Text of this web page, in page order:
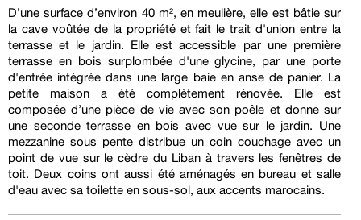
D’une surface d’environ 40 m², en meulière, elle est bâtie sur
la cave voûtée de la propriété et fait le trait d'union entre la
terrasse et le jardin. Elle est accessible par une première
terrasse en bois surplombée d'une glycine, par une porte
d'entrée intégrée dans une large baie en anse de panier. La
petite maison a été complètement rénovée. Elle est
composée d’une pièce de vie avec son poêle et donne sur
une seconde terrasse en bois avec vue sur le jardin. Une
mezzanine sous pente distribue un coin couchage avec un
point de vue sur le cèdre du Liban à travers les fenêtres de
toit. Deux coins ont aussi été aménagés en bureau et salle
d'eau avec sa toilette en sous-sol, aux accents marocains.